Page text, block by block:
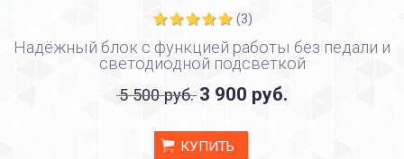
(3)
Надёжный блок с функцией работы без педали и
светодиодной подсветкой
5 500 руб. 3 900 руб.
КУПИТЬ